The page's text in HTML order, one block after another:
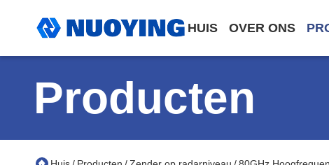
HUIS OVER ONS
Producten